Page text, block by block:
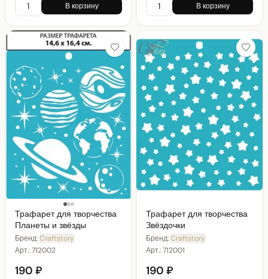
В корзину В корзину
Трафарет для творчества
Планеты и звёзды
Бренд:Craftstory
Арт.:712002
190 ₽
Трафарет для творчества
Звёздочки
Бренд:Craftstory
Арт.:712001
190 ₽